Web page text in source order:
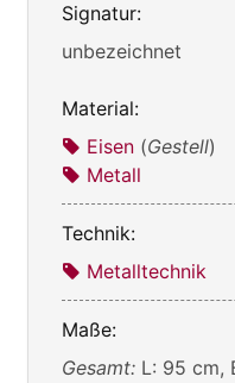
Signatur:
unbezeichnet
Material:
Eisen (Gestell)
Metall
Technik:
Metalltechnik
Maße:
Gesamt: L: 95 cm,